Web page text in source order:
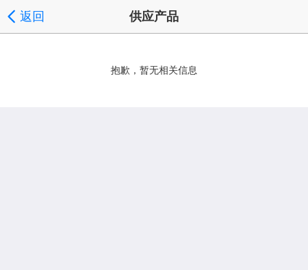
返回 供应产品
抱歉，暂无相关信息